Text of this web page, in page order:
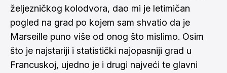
željezničkog kolodvora, dao mi je letimičan
pogled na grad po kojem sam shvatio da je
Marseille puno više od onog što mislimo. Osim
što je najstariji i statistički najopasniji grad u
Francuskoj, ujedno je i drugi najveći te glavni